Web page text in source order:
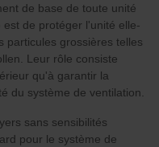
de base de toute unité
de protéger l'unité elle-
particules grossières telles
Leur rôle consiste
qu'à garantir la
du système de ventilation.
sans sensibilités
pour le système de